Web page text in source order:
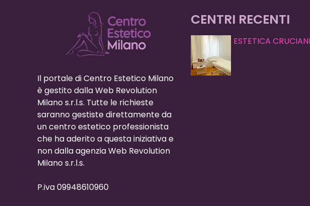
Il portale di Centro Estetico Milano
è gestito dalla Web Revolution
Milano s.r.l.s. Tutte le richieste
saranno gestiste direttamente da
un centro estetico professionista
che ha aderito a questa iniziativa e
non dalla agenzia Web Revolution
Milano s.r.l.s.
P.iva 09948610960
CENTRI RECENTI
ESTETICA CRUCIANI